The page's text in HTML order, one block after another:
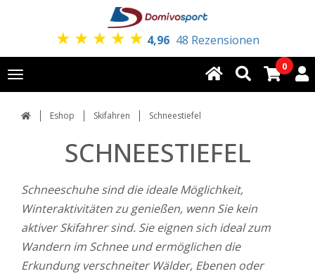
★ ★ ★ ★ ★ 4,96 48 Rezensionen
Toggle
navigation
0
Eshop Skifahren Schneestiefel
SCHNEESTIEFEL
Schneeschuhe sind die ideale Möglichkeit,
Winteraktivitäten zu genießen, wenn Sie kein
aktiver Skifahrer sind. Sie eignen sich ideal zum
Wandern im Schnee und ermöglichen die
Erkundung verschneiter Wälder, Ebenen oder